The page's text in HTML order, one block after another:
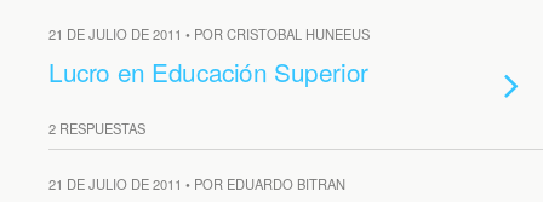
21 DE JULIO DE 2011 • POR CRISTOBAL HUNEEUS
Lucro en Educación Superior
2 RESPUESTAS
21 DE JULIO DE 2011 • POR EDUARDO BITRAN